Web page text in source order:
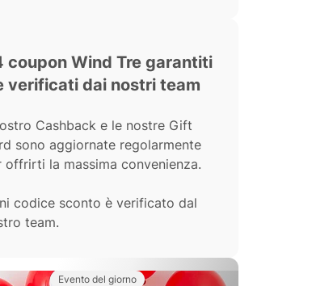
coupon Wind Tre garantiti
verificati dai nostri team
Cashback e le nostre Gift
sono aggiornate regolarmente
offrirti la massima convenienza.
codice sconto è verificato dal
team.
Evento del giorno